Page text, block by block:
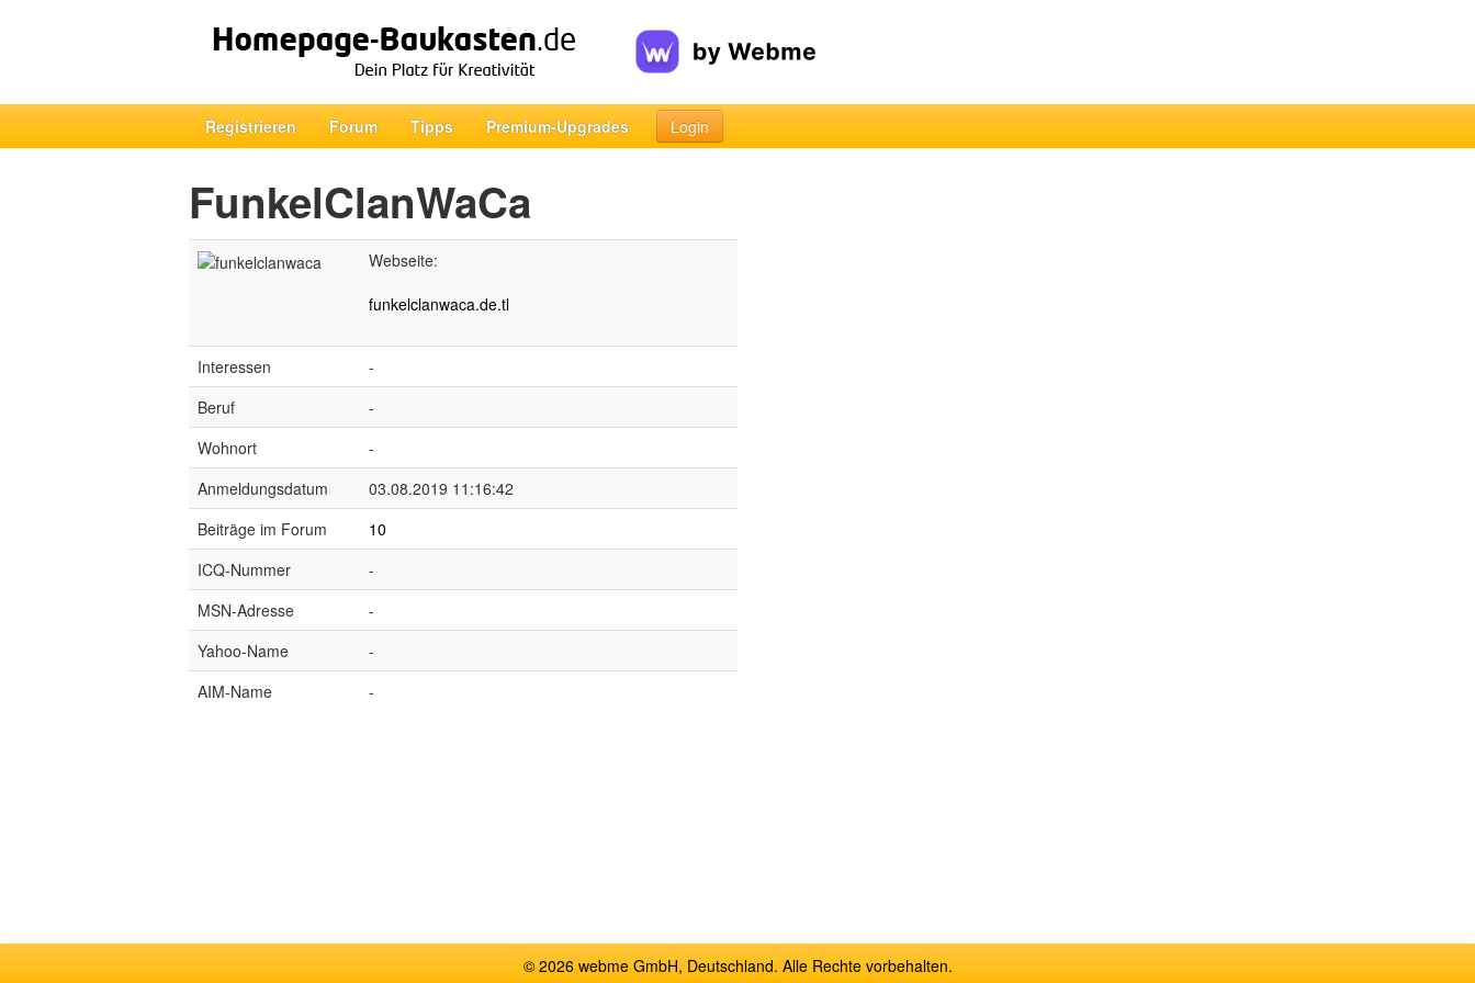
Registrieren Forum Tipps Premium-Upgrades Login
FunkelClanWaCa
Webseite:
funkelclanwaca.de.tl
Interessen
-
Beruf
-
Wohnort
-
Anmeldungsdatum
03.08.2019 11:16:42
Beiträge im Forum
10
ICQ-Nummer
-
MSN-Adresse
-
Yahoo-Name
-
AIM-Name
-
© 2026 webme GmbH, Deutschland. Alle Rechte vorbehalten.